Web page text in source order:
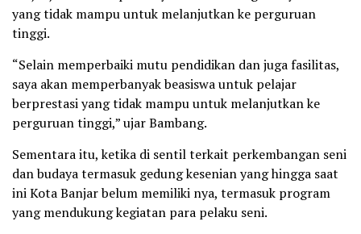
yang tidak mampu untuk melanjutkan ke perguruan
tinggi.
“Selain memperbaiki mutu pendidikan dan juga fasilitas,
saya akan memperbanyak beasiswa untuk pelajar
berprestasi yang tidak mampu untuk melanjutkan ke
perguruan tinggi,” ujar Bambang.
Sementara itu, ketika di sentil terkait perkembangan seni
dan budaya termasuk gedung kesenian yang hingga saat
ini Kota Banjar belum memiliki nya, termasuk program
yang mendukung kegiatan para pelaku seni.